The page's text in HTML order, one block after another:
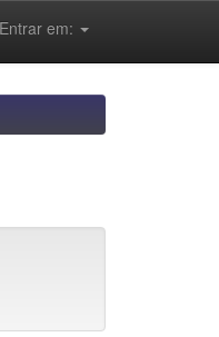
Entrar em: